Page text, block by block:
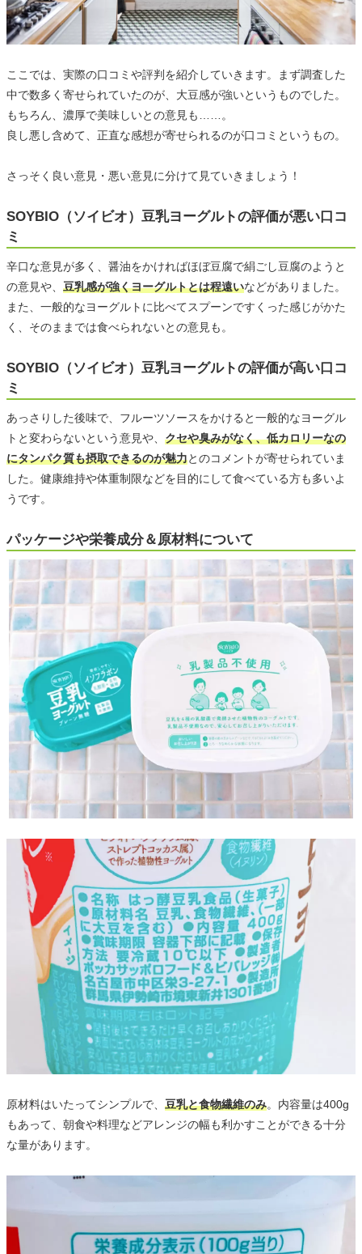
ここでは、実際の口コミや評判を紹介していきます。まず調査した
中で数多く寄せられていたのが、大豆感が強いというものでした。
もちろん、濃厚で美味しいとの意見も……。
良し悪し含めて、正直な感想が寄せられるのが口コミというもの。
さっそく良い意見・悪い意見に分けて見ていきましょう！
SOYBIO（ソイビオ）豆乳ヨーグルトの評価が悪い口コ
ミ
辛口な意見が多く、醤油をかければほぼ豆腐で絹ごし豆腐のようと
の意見や、 豆乳感が強くヨーグルトとは程遠いなどがありました。
また、一般的なヨーグルトに比べてスプーンですくった感じがかた
く、そのままでは食べられないとの意見も。
SOYBIO（ソイビオ）豆乳ヨーグルトの評価が高い口コ
ミ
あっさりした後味で、フルーツソースをかけると一般的なヨーグル
トと変わらないという意見や、 クセや臭みがなく、低カロリーなの
にタンパク質も摂取できるのが魅力とのコメントが寄せられていま
した。健康維持や体重制限などを目的にして食べている方も多いよ
うです。
パッケージや栄養成分＆原材料について
原材料はいたってシンプルで、 豆乳と食物繊維のみ。内容量は400g
もあって、朝食や料理などアレンジの幅も利かすことができる十分
な量があります。